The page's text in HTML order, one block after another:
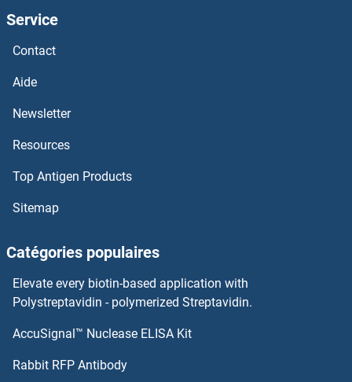
IRF6 Anticorps
IRF4 Anticorps
IRF3 Anticorps
IRF2BP2 Anticorps
IRF1 Anticorps
IREM1 Anticorps
IREB2 Anticorps
Service
Contact
Aide
Newsletter
Resources
Top Antigen Products
Sitemap
Catégories populaires
Elevate every biotin-based application with
Polystreptavidin - polymerized Streptavidin.
AccuSignal™ Nuclease ELISA Kit
Rabbit RFP Antibody